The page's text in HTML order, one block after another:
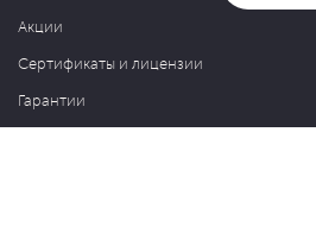
Акции
Сертификаты и лицензии
Гарантии